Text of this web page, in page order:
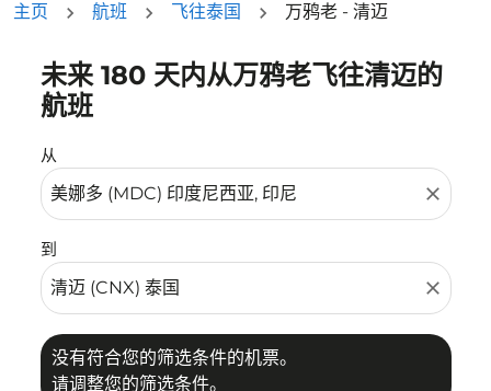
主页 航班 飞往泰国 万鸦老 - 清迈
未来 180 天内从万鸦老飞往清迈的
航班
从
close
到
close
没有符合您的筛选条件的机票。
请调整您的筛选条件。
没有符合您的筛选条件的机票。请调整您的筛选条件。